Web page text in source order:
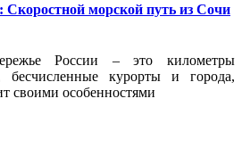
морской путь из Сочи
России – это километры
бесчисленные курорты и города,
своими особенностями